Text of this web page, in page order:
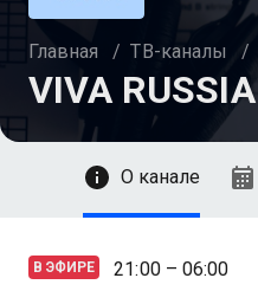
Главная / ТВ-каналы /
VIVA
О канале
В ЭФИРЕ 21:00 – 06:00